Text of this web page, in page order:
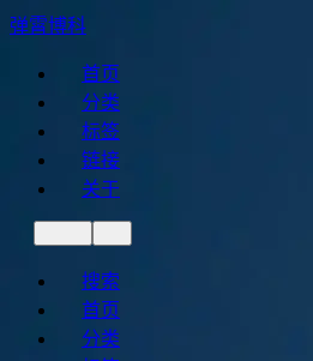
弹霄博科
首页
分类
标签
链接
关于
搜索
首页
分类